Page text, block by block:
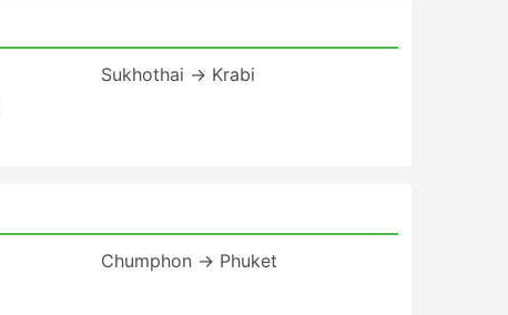
Sukhothai → Krabi
Chumphon → Phuket